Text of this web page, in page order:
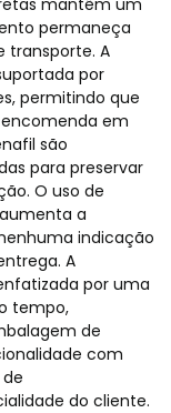
mantêm um
permaneça
transporte. A
por
permitindo que
em
são
para preservar
O uso de
a
indicação
A
por uma
tempo,
de
com
do cliente.